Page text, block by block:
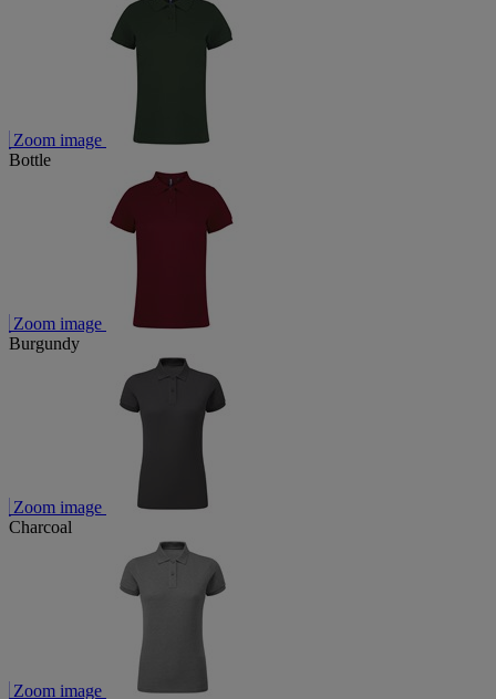
Zoom image
Bottle
Zoom image
Burgundy
Zoom image
Charcoal
Zoom image